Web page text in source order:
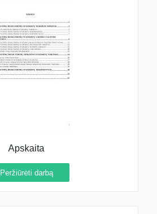
Apskaita
Peržiūrėti darbą